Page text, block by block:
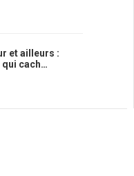
et ailleurs :
qui cach…